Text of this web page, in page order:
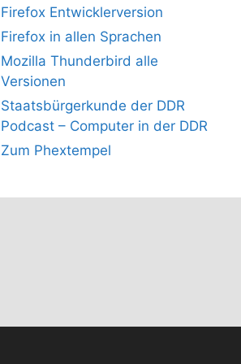
Firefox Entwicklerversion
Firefox in allen Sprachen
Mozilla Thunderbird alle
Versionen
Staatsbürgerkunde der DDR
Podcast – Computer in der DDR
Zum Phextempel